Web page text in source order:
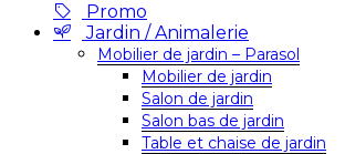
Promo
Jardin / Animalerie
Mobilier de jardin – Parasol
Mobilier de jardin
Salon de jardin
Salon bas de jardin
Table et chaise de jardin